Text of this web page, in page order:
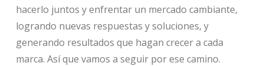
hacerlo juntos y enfrentar un mercado cambiante,
logrando nuevas respuestas y soluciones, y
generando resultados que hagan crecer a cada
marca. Así que vamos a seguir por ese camino.